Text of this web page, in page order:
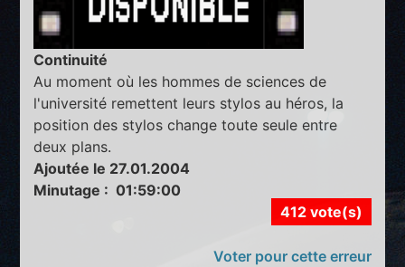
Continuité
Au moment où les hommes de sciences de
l'université remettent leurs stylos au héros, la
position des stylos change toute seule entre
deux plans.
Ajoutée le 27.01.2004
Minutage : 01:59:00
412 vote(s)
Voter pour cette erreur